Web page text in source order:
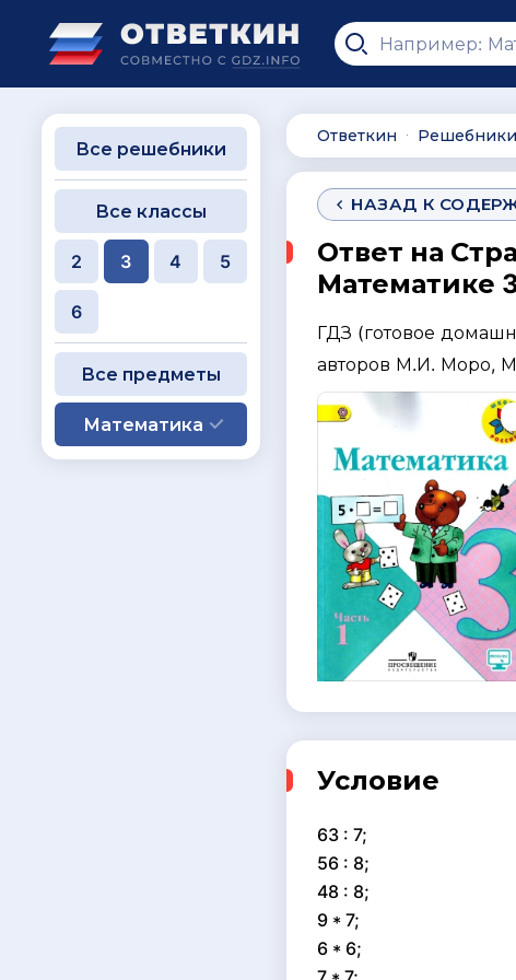
Ответкин ∙ Решебники
НАЗАД К
Ответ на
Математике
ГДЗ (готовое
авторов М.И. Моро,
Условие
63 : 7;
56 : 8;
48 : 8;
9 * 7;
6 * 6;
Все решебники
Все классы
2 3 4 5
6
Все предметы
Математика